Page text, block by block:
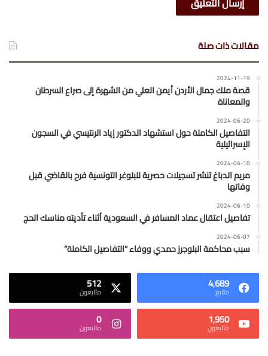
مقالات ذات صلة
2024-11-19
قصة ملك جمال الأردن أيمن العلي من الشهرة إلى صراع السرطان
والمعاناة
2024-06-20
التفاصيل الكاملة حول استشهاد الدكتور إياد الرنتيسي في السجون
الإسرائيلية
2024-06-18
مريم الدباغ تنشر تسجيلات حصرية للبلوغر التونسية فرح بالقاضي قبل
وفاتها
2024-06-10
تفاصيل اعتقال عماد المسافر في السعودية أثناء تأديته مناسك الحج
2024-06-07
سبب محاكمة البلوجرز حمدي ووفاء “التفاصيل الكاملة”
4٬689
متابع 512
متابعون
1٬950
متابعون 0
متابعون